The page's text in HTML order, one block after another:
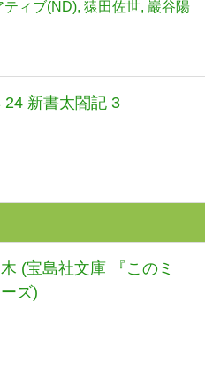
ティブ(ND) 猿田佐世 巖谷陽
24 新書太閤記 3
(宝島社文庫 『このミ
ズ)